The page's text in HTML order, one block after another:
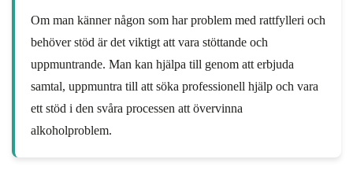
Om man känner någon som har problem med rattfylleri och
behöver stöd är det viktigt att vara stöttande och
uppmuntrande. Man kan hjälpa till genom att erbjuda
samtal, uppmuntra till att söka professionell hjälp och vara
ett stöd i den svåra processen att övervinna
alkoholproblem.